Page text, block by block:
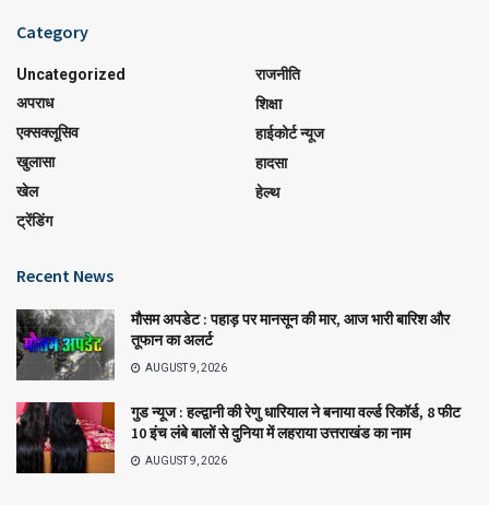
Category
Uncategorized
अपराध
एक्सक्लूसिव
खुलासा
खेल
ट्रेंडिंग
राजनीति
शिक्षा
हाईकोर्ट न्यूज
हादसा
हेल्थ
Recent News
मौसम अपडेट : पहाड़ पर मानसून की मार, आज भारी बारिश और
तूफान का अलर्ट
AUGUST 9, 2026
गुड न्यूज : हल्द्वानी की रेणु धारियाल ने बनाया वर्ल्ड रिकॉर्ड, 8 फीट
10 इंच लंबे बालों से दुनिया में लहराया उत्तराखंड का नाम
AUGUST 9, 2026